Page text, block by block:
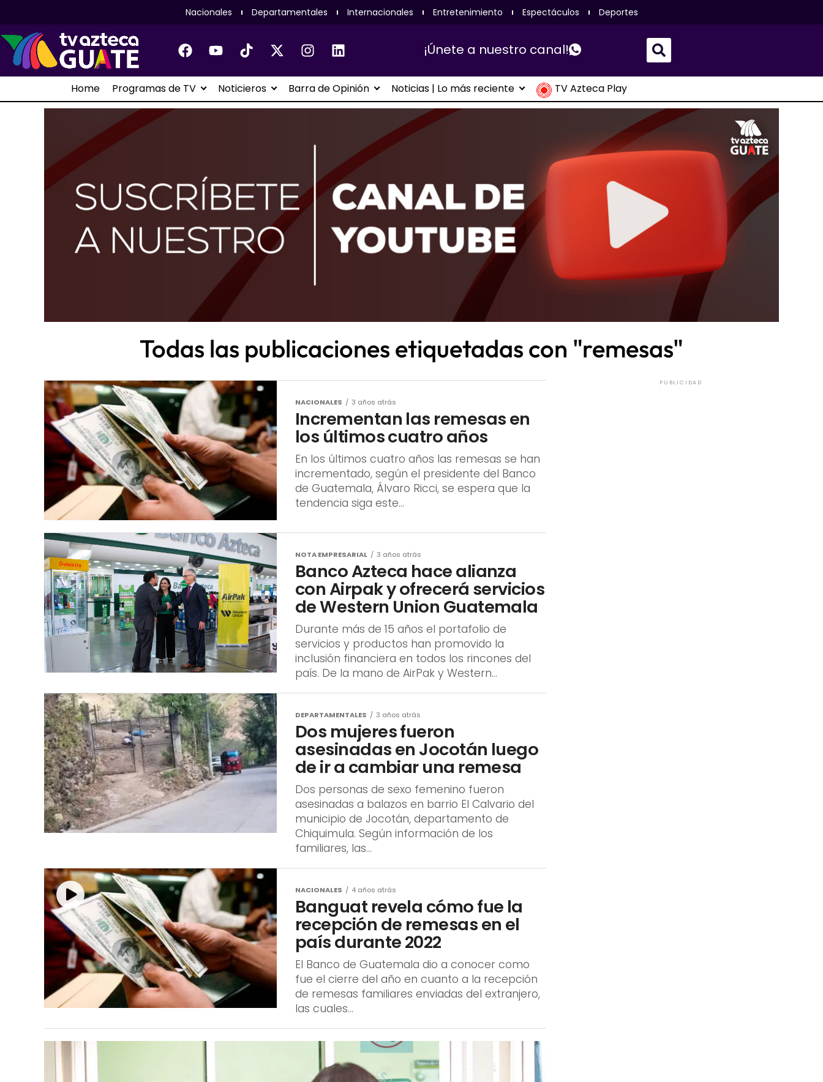
Nacionales Departamentales Internacionales Entretenimiento Espectáculos Deportes
¡Únete a nuestro canal!
Home Programas de TV Noticieros Barra de Opinión Noticias | Lo más reciente TV Azteca Play
Todas las publicaciones etiquetadas con "remesas"
NACIONALES 3 años atrás
Incrementan las remesas en
los últimos cuatro años
En los últimos cuatro años las remesas se han
incrementado, según el presidente del Banco
de Guatemala, Álvaro Ricci, se espera que la
tendencia siga este...
NOTA EMPRESARIAL 3 años atrás
Banco Azteca hace alianza
con Airpak y ofrecerá servicios
de Western Union Guatemala
Durante más de 15 años el portafolio de
servicios y productos han promovido la
inclusión financiera en todos los rincones del
país. De la mano de AirPak y Western...
DEPARTAMENTALES 3 años atrás
Dos mujeres fueron
asesinadas en Jocotán luego
de ir a cambiar una remesa
Dos personas de sexo femenino fueron
asesinadas a balazos en barrio El Calvario del
municipio de Jocotán, departamento de
Chiquimula. Según información de los
familiares, las...
NACIONALES 4 años atrás
Banguat revela cómo fue la
recepción de remesas en el
país durante 2022
El Banco de Guatemala dio a conocer como
fue el cierre del año en cuanto a la recepción
de remesas familiares enviadas del extranjero,
las cuales...
PUBLICIDAD